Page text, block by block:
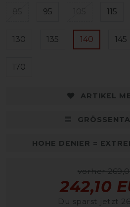
95 115
130 135 140 145
170
ARTIKEL
HOHE DENIER =
vorher
242,10
Du sparst jetzt